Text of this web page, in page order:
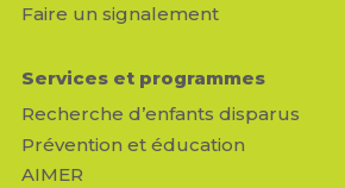
Faire un signalement
Services et programmes
Recherche d’enfants disparus
Prévention et éducation
AIMER